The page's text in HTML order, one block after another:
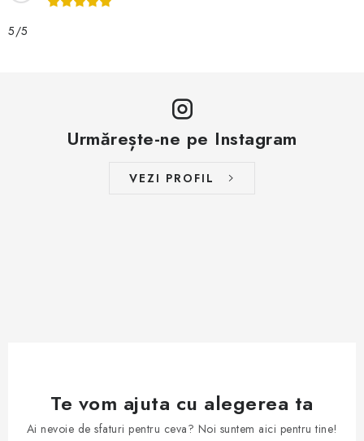
5/5
Urmărește-ne pe Instagram
VEZI PROFIL
Te vom ajuta cu alegerea ta
Ai nevoie de sfaturi pentru ceva? Noi suntem aici pentru tine!